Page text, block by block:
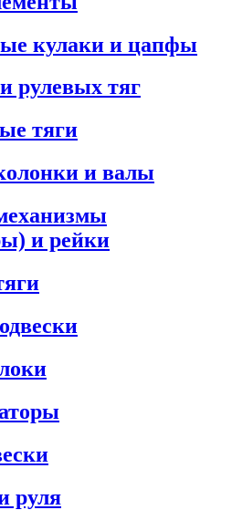
кулаки и цапфы
рулевых тяг
тяги
и валы
и рейки
руля